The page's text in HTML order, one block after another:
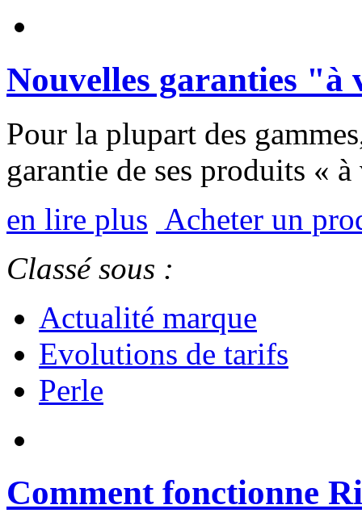
Nouvelles garanties "à
Pour la plupart des
garantie de ses produits «
en lire plus Acheter un
Classé sous :
Actualité marque
Evolutions de tarifs
Perle
Comment fonctionne